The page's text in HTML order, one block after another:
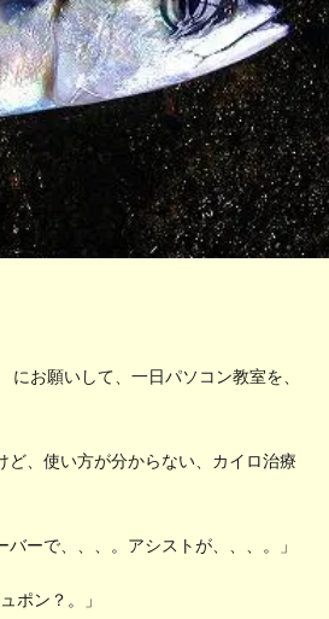
にお願いして、一日パソコン教室を、
ど、使い方が分からない、カイロ治療
バーで、、、。アシストが、、、。」
ポン？。」